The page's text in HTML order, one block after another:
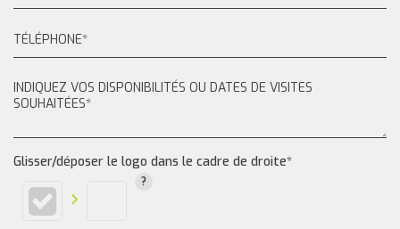
Glisser/déposer le logo dans le cadre de droite*